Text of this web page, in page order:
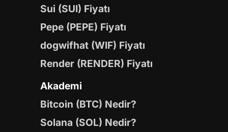
Sui (SUI) Fiyatı
Pepe (PEPE) Fiyatı
dogwifhat (WIF) Fiyatı
Render (RENDER) Fiyatı
Akademi
Bitcoin (BTC) Nedir?
Solana (SOL) Nedir?